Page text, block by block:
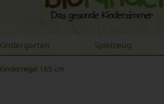
Spielzeug
165 cm